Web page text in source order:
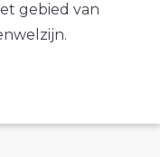
gebied van